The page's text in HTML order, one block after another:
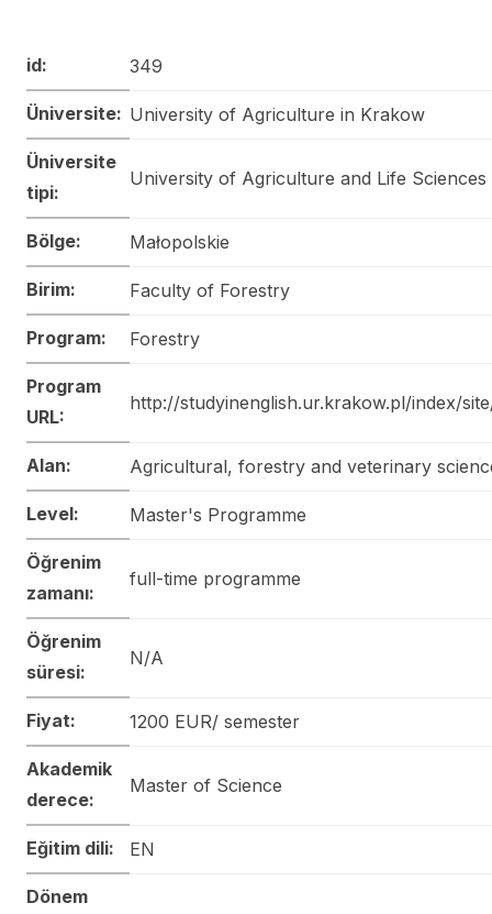
id: 349
Üniversite: University of Agriculture in Krakow
Üniversite
tipi:
University of Agriculture and Life Sciences
Bölge: Małopolskie
Birim: Faculty of Forestry
Program: Forestry
Program
URL:
http://studyinenglish.ur.krakow.pl/index/
Alan: Agricultural, forestry and veterinary
Level: Master's Programme
Öğrenim
zamanı:
full-time programme
Öğrenim
süresi:
N/A
Fiyat: 1200 EUR/ semester
Akademik
derece:
Master of Science
Eğitim dili: EN
Dönem